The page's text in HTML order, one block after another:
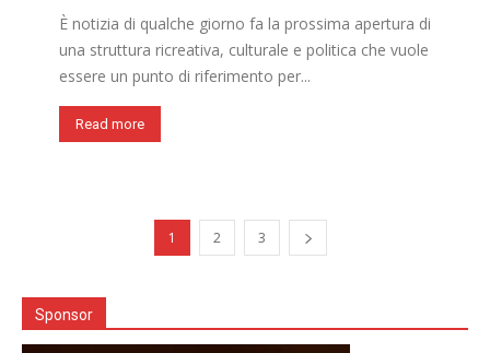
È notizia di qualche giorno fa la prossima apertura di
una struttura ricreativa, culturale e politica che vuole
essere un punto di riferimento per...
Read more
1 2 3
Sponsor